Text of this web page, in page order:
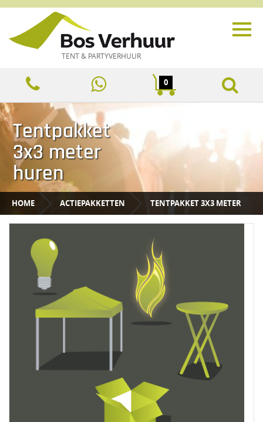
TENT & PARTYVERHUUR
0
Tentpakket
3x3 meter
huren
HOME ACTIEPAKKETTEN TENTPAKKET 3X3 METER